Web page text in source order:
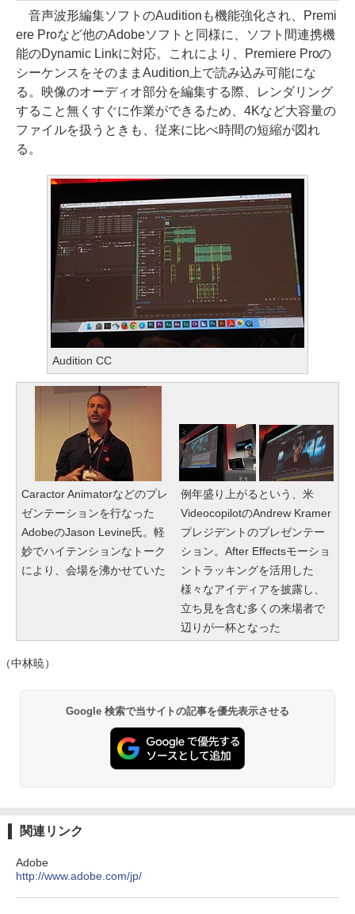
音声波形編集ソフトのAuditionも機能強化され、Premi
ere Proなど他のAdobeソフトと同様に、ソフト間連携機
能のDynamic Linkに対応。これにより、Premiere Proの
シーケンスをそのままAudition上で読み込み可能にな
る。映像のオーディオ部分を編集する際、レンダリング
すること無くすぐに作業ができるため、4Kなど大容量の
ファイルを扱うときも、従来に比べ時間の短縮が図れ
る。
Audition CC
Caractor Animatorなどのプレ
ゼンテーションを行なった
AdobeのJason Levine氏。軽
妙でハイテンションなトーク
により、会場を沸かせていた
例年盛り上がるという、米
VideocopilotのAndrew Kramer
プレジデントのプレゼンテー
ション。After Effectsモーショ
ントラッキングを活用した
様々なアイディアを披露し、
立ち見を含む多くの来場者で
辺りが一杯となった
（中林暁）
Google 検索で当サイトの記事を優先表示させる
関連リンク
Adobe
http://www.adobe.com/jp/